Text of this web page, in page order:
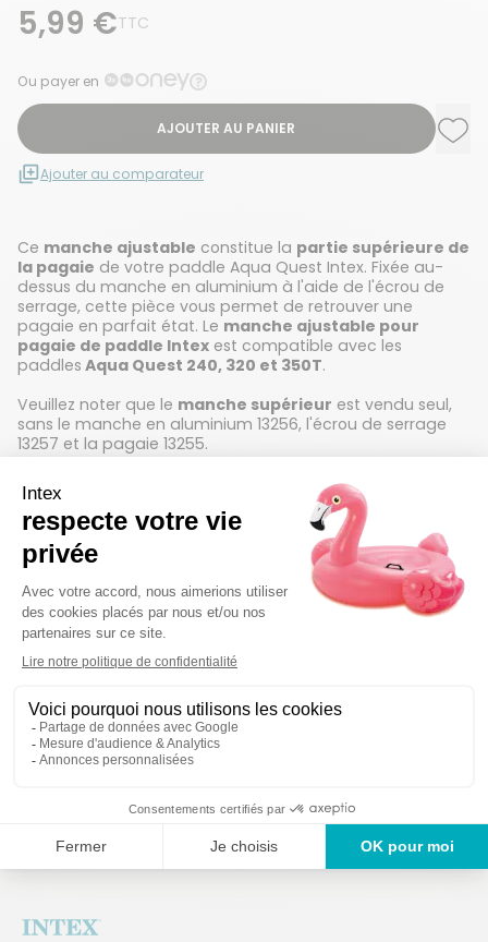
5,99 €TTC
Ou payer en
AJOUTER AU PANIER
Ajouter au comparateur
Ce manche ajustable constitue la partie supérieure de
la pagaie de votre paddle Aqua Quest Intex. Fixée au-
dessus du manche en aluminium à l'aide de l'écrou de
serrage, cette pièce vous permet de retrouver une
pagaie en parfait état. Le manche ajustable pour
pagaie de paddle Intex est compatible avec les
paddles Aqua Quest 240, 320 et 350T.
Veuillez noter que le manche supérieur est vendu seul,
sans le manche en aluminium 13256, l'écrou de serrage
13257 et la pagaie 13255.
En cas de doute,
contactez notre service clients
Détails techniques
Un service en France
Des produits
ans